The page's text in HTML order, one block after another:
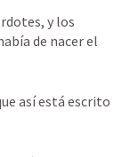
y los
de nacer el
así está escrito